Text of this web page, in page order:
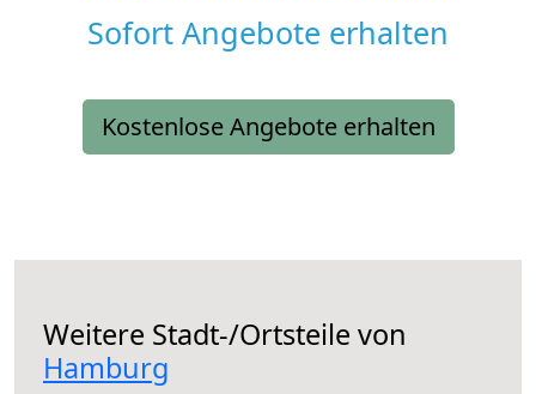
Sofort Angebote erhalten
Kostenlose Angebote erhalten
Weitere Stadt-/Ortsteile von
Hamburg